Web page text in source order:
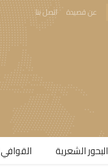
عن قصيدة اتصل بنا
البحور الشعرية​